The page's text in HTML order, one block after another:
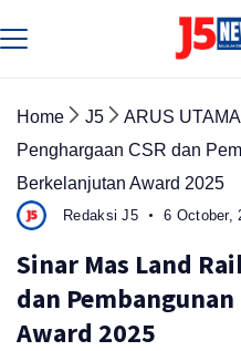
to
Home J5 ARUS UTAMA
Penghargaan CSR dan
Berkelanjutan Award 2025
Redaksi J5 6 October,
Sinar Mas Land
dan
Award 2025